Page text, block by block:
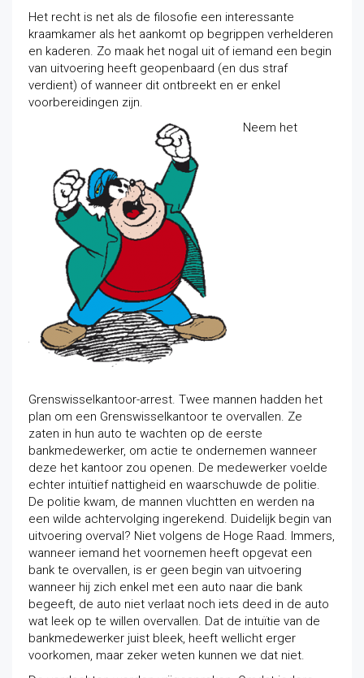
Het recht is net als de filosofie een interessante
kraamkamer als het aankomt op begrippen verhelderen
en kaderen. Zo maak het nogal uit of iemand een begin
van uitvoering heeft geopenbaard (en dus straf
verdient) of wanneer dit ontbreekt en er enkel
voorbereidingen zijn.
Neem het
Grenswisselkantoor-arrest. Twee mannen hadden het
plan om een Grenswisselkantoor te overvallen. Ze
zaten in hun auto te wachten op de eerste
bankmedewerker, om actie te ondernemen wanneer
deze het kantoor zou openen. De medewerker voelde
echter intuïtief nattigheid en waarschuwde de politie.
De politie kwam, de mannen vluchtten en werden na
een wilde achtervolging ingerekend. Duidelijk begin van
uitvoering overval? Niet volgens de Hoge Raad. Immers,
wanneer iemand het voornemen heeft opgevat een
bank te overvallen, is er geen begin van uitvoering
wanneer hij zich enkel met een auto naar die bank
begeeft, de auto niet verlaat noch iets deed in de auto
wat leek op te willen overvallen. Dat de intuïtie van de
bankmedewerker juist bleek, heeft wellicht erger
voorkomen, maar zeker weten kunnen we dat niet.